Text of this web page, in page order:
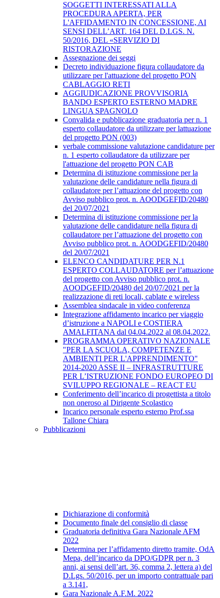
SOGGETTI INTERESSATI ALLA
PROCEDURA APERTA, PER
L'AFFIDAMENTO IN CONCESSIONE, AI
SENSI DELL’ART. 164 DEL D.LGS. N.
50/2016, DEL «SERVIZIO DI
RISTORAZIONE
Assegnazione dei seggi
Decreto individuazione figura collaudatore da
utilizzare per l'attuazione del progetto PON
CABLAGGIO RETI
AGGIUDICAZIONE PROVVISORIA
BANDO ESPERTO ESTERNO MADRE
LINGUA SPAGNOLO
Convalida e pubblicazione graduatoria per n. 1
esperto collaudatore da utilizzare per lattuazione
del progetto PON (003)
verbale commissione valutazione candidature per
n. 1 esperto collaudatore da utilizzare per
l'attuazione del progetto PON CAB
Determina di istituzione commissione per la
valutazione delle candidature nella figura di
collaudatore per l’attuazione del progetto con
Avviso pubblico prot. n. AOODGEFID/20480
del 20/07/2021
Determina di istituzione commissione per la
valutazione delle candidature nella figura di
collaudatore per l’attuazione del progetto con
Avviso pubblico prot. n. AOODGEFID/20480
del 20/07/2021
ELENCO CANDIDATURE PER N.1
ESPERTO COLLAUDATORE per l’attuazione
del progetto con Avviso pubblico prot. n.
AOODGEFID/20480 del 20/07/2021 per la
realizzazione di reti locali, cablate e wireless
Assemblea sindacale in video conferenza
Integrazione affidamento incarico per viaggio
d’istruzione a NAPOLI e COSTIERA
AMALFITANA dal 04.04.2022 al 08.04.2022.
PROGRAMMA OPERATIVO NAZIONALE
"PER LA SCUOLA, COMPETENZE E
AMBIENTI PER L'APPRENDIMENTO"
2014-2020 ASSE II – INFRASTRUTTURE
PER L’ISTRUZIONE FONDO EUROPEO DI
SVILUPPO REGIONALE – REACT EU
Conferimento dell’incarico di progettista a titolo
non oneroso al Dirigente Scolastico
Incarico personale esperto esterno Prof.ssa
Tallone Chiara
Pubblicazioni
Dichiarazione di conformità
Documento finale del consiglio di classe
Graduatoria definitiva Gara Nazionale AFM
2022
Determina per l’affidamento diretto tramite, OdA
Mepa, dell’incarico da DPO/GDPR per n. 3
anni, ai sensi dell’art. 36, comma 2, lettera a) del
D.Lgs. 50/2016, per un importo contrattuale pari
a 3.141,
Gara Nazionale A.F.M. 2022